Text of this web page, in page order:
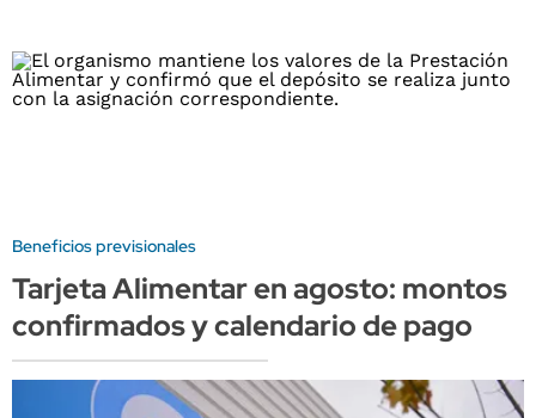
Beneficios previsionales
Tarjeta Alimentar en agosto: montos
confirmados y calendario de pago